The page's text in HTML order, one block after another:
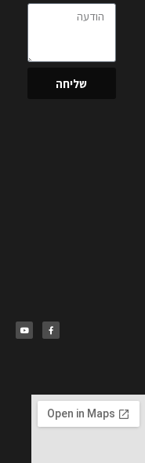
שליחה